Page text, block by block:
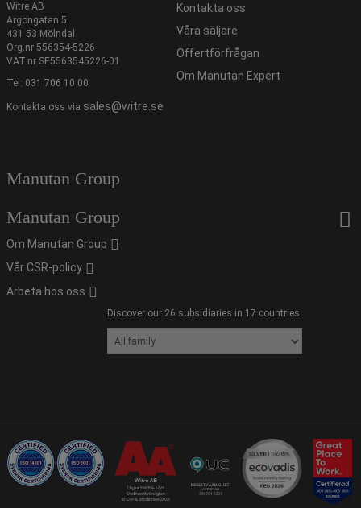
Witre AB
Argongatan 5
431 53 Mölndal
Org.nr 556354-5226
VAT.nr SE5563545226-01
Tel: 031 706 10 00
Kontakta oss via sales@witre.se
Kontakta oss
Våra säljare
Offertförfrågan
Om Manutan Expert
Manutan Group
Manutan Group
Om Manutan Group
Vår CSR-policy
Arbeta hos oss
Discover our 26 subsidiaries in 17 countries.